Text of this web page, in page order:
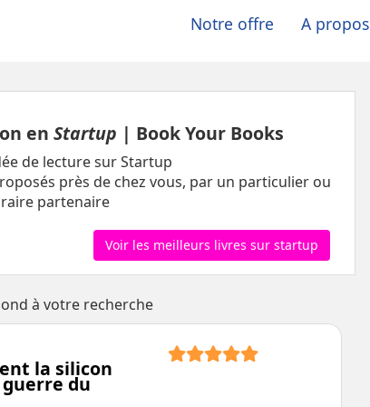
Notre offre A propos
en Startup | Book Your Books
de lecture sur Startup
près de chez vous, par un particulier ou
partenaire
Voir les meilleurs livres sur startup
à votre recherche
la silicon
du